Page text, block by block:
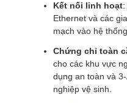
Kết nối linh hoạt
Ethernet và các
mạch vào hệ
Chứng chỉ toàn
cho các khu vực
dụng an toàn và
nghiệp vệ sinh.